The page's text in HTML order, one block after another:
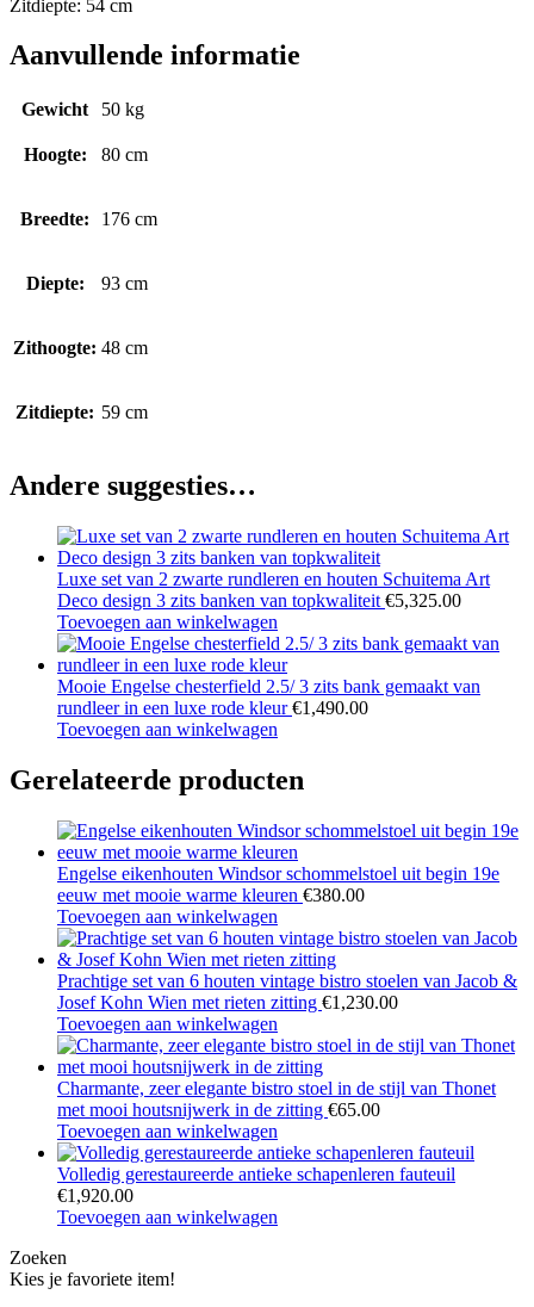
Zitdiepte: 54 cm
Aanvullende informatie
Gewicht 50 kg
Hoogte: 80 cm
Breedte: 176 cm
Diepte: 93 cm
Zithoogte: 48 cm
Zitdiepte: 59 cm
Andere suggesties…
Luxe set van 2 zwarte rundleren en houten Schuitema Art
Deco design 3 zits banken van topkwaliteit €5,325.00
Toevoegen aan winkelwagen
Mooie Engelse chesterfield 2.5/ 3 zits bank gemaakt van
rundleer in een luxe rode kleur€1,490.00
Toevoegen aan winkelwagen
Gerelateerde producten
Engelse eikenhouten Windsor schommelstoel uit begin 19e
eeuw met mooie warme kleuren €380.00
Toevoegen aan winkelwagen
Prachtige set van 6 houten vintage bistro stoelen van Jacob &
Josef Kohn Wien met rieten zitting €1,230.00
Toevoegen aan winkelwagen
Charmante, zeer elegante bistro stoel in de stijl van Thonet
met mooi houtsnijwerk in de zitting €65.00
Toevoegen aan winkelwagen
Volledig gerestaureerde antieke schapenleren fauteuil
€1,920.00
Toevoegen aan winkelwagen
Zoeken
Kies je favoriete item!